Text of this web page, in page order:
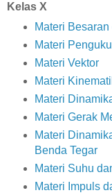
Kelas X
Materi
Materi
Materi Vektor
Materi
Materi
Materi Gerak
Materi
Benda Tegar
Materi Suhu
Materi Impuls